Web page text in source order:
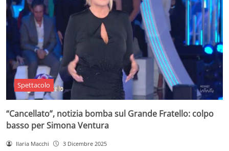
Spettacolo
“Cancellato”, notizia bomba sul Grande Fratello: colpo
basso per Simona Ventura
Ilaria Macchi 3 Dicembre 2025